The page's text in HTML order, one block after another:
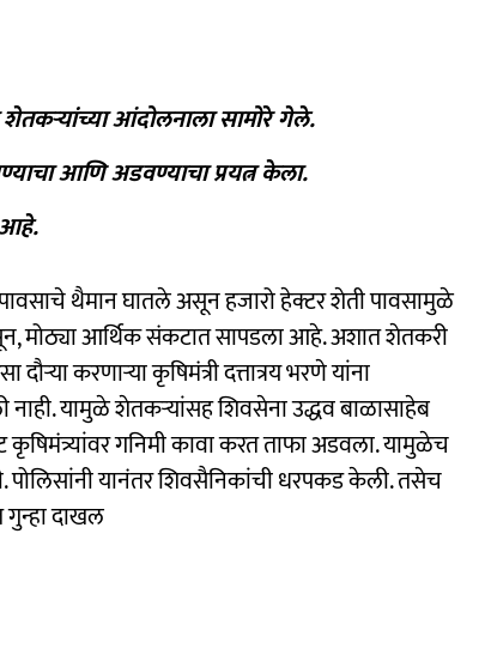
शेतकऱ्यांच्या आंदोलनाला सामोरे गेले.
आणि अडवण्याचा प्रयत्न केला.
आहे.
थैमान घातले असून हजारो हेक्टर शेती पावसामुळे
मोठ्या आर्थिक संकटात सापडला आहे. अशात शेतकरी
करणाऱ्या कृषिमंत्री दत्तात्रय भरणे यांना
नाही. यामुळे शेतकऱ्यांसह शिवसेना उद्धव बाळासाहेब
गनिमी कावा करत ताफा अडवला. यामुळेच
पोलिसांनी यानंतर शिवसैनिकांची धरपकड केली. तसेच
गुन्हा दाखल